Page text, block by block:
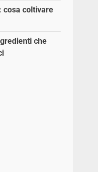
cosa coltivare
che